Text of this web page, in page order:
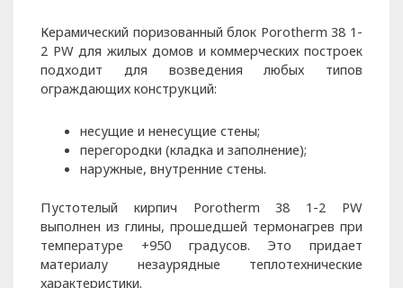
Керамический поризованный блок Porotherm 38 1-
2 PW для жилых домов и коммерческих построек
подходит для возведения любых типов
ограждающих конструкций:
несущие и ненесущие стены;
перегородки (кладка и заполнение);
наружные, внутренние стены.
Пустотелый кирпич Porotherm 38 1-2 PW
выполнен из глины, прошедшей термонагрев при
температуре +950 градусов. Это придает
материалу незаурядные теплотехнические
характеристики.